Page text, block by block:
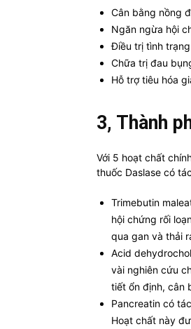
Cân bằng nồng
Ngăn ngừa hội
Điều trị tình
Chữa trị đau
Hỗ trợ tiêu hóa
3, Thành
Với 5 hoạt chất
thuốc Daslase có
Trimebutin
hội chứng rối
qua gan và thải
Acid
vài nghiên cứu
tiết ổn định, cân
Pancreatin có
Hoạt chất này